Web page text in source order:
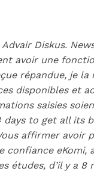
Diskus.
avoir une
répandue, je
disponibles et
saisies
to get all its
affirmer
confiance eKomi,
études, d’il y a